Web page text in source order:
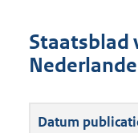
Staatsblad